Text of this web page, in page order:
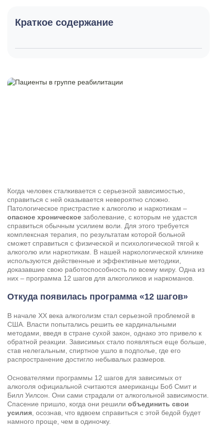
Краткое содержание
Когда человек сталкивается с серьезной зависимостью,
справиться с ней оказывается невероятно сложно.
Патологическое пристрастие к алкоголю и наркотикам –
опасное хроническое заболевание, с которым не удастся
справиться обычным усилием воли. Для этого требуется
комплексная терапия, по результатам которой больной
сможет справиться с физической и психологической тягой к
алкоголю или наркотикам. В нашей наркологической клинике
используются действенные и эффективные методики,
доказавшие свою работоспособность по всему миру. Одна из
них – программа 12 шагов для алкоголиков и наркоманов.
Откуда появилась программа «12 шагов»
В начале XX века алкоголизм стал серьезной проблемой в
США. Власти попытались решить ее кардинальными
методами, введя в стране сухой закон, однако это привело к
обратной реакции. Зависимых стало появляться еще больше,
став нелегальным, спиртное ушло в подполье, где его
распространение достигло небывалых размеров.
Основателями программы 12 шагов для зависимых от
алкоголя официальной считаются американцы Боб Смит и
Билл Уилсон. Они сами страдали от алкогольной зависимости.
Спасение пришло, когда они решили объединить свои
усилия , осознав, что вдвоем справиться с этой бедой будет
намного проще, чем в одиночку.
Бесплатная консультация
Оставьте данные и мы вам перезвоним!
Поиск по сайту
Задать вопрос
Задайте свой вопрос и мы ответим вам